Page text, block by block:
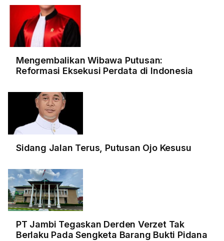
Mengembalikan Wibawa Putusan:
Reformasi Eksekusi Perdata di Indonesia
Sidang Jalan Terus, Putusan Ojo Kesusu
PT Jambi Tegaskan Derden Verzet Tak
Berlaku Pada Sengketa Barang Bukti Pidana